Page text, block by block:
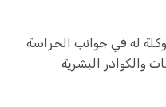
له في جوانب الحراسة
والكوادر البشرية